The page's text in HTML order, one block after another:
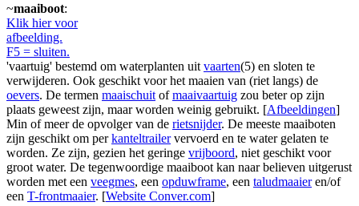
~maaiboot:
Klik hier voor
afbeelding.
F5 = sluiten.
'vaartuig' bestemd om waterplanten uit vaarten(5) en sloten te
verwijderen. Ook geschikt voor het maaien van (riet langs) de
oevers. De termen maaischuit ofmaaivaartuig zou beter op zijn
plaats geweest zijn, maar worden weinig gebruikt. [Afbeeldingen]
Min of meer de opvolger van de rietsnijder. De meeste maaiboten
zijn geschikt om perkanteltrailervervoerd en te water gelaten te
worden. Ze zijn, gezien het geringe vrijboord, niet geschikt voor
groot water. De tegenwoordige maaiboot kan naar believen uitgerust
worden met een veegmes, een opduwframe, een taludmaaieren/of
een T-frontmaaier. [Website Conver.com]